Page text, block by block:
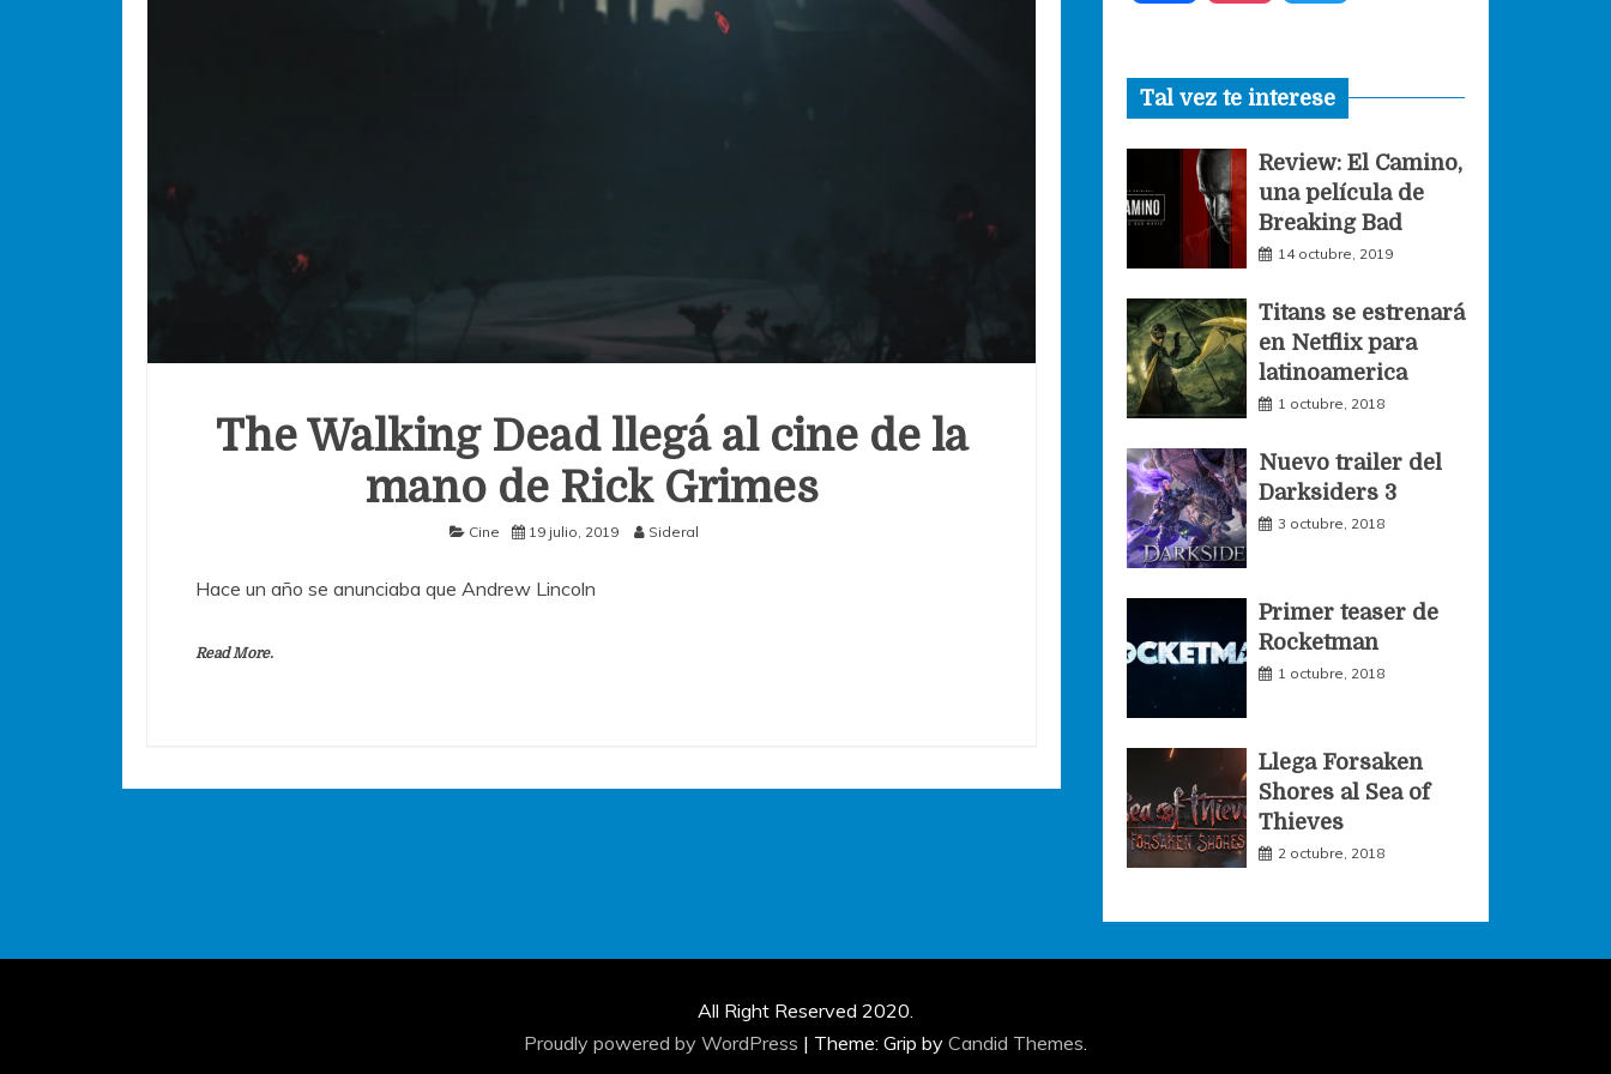
The Walking Dead llegá al cine de la
mano de Rick Grimes
Cine 19 julio, 2019 Sideral
Hace un año se anunciaba que Andrew Lincoln
Read More.
c
e
b
o
o
s
t
a
g
r
m
i
t
t
r
Tal vez te interese
Review: El Camino,
una película de
Breaking Bad
14 octubre, 2019
Titans se estrenará
en Netflix para
latinoamerica
1 octubre, 2018
Nuevo trailer del
Darksiders 3
3 octubre, 2018
Primer teaser de
Rocketman
1 octubre, 2018
Llega Forsaken
Shores al Sea of
Thieves
2 octubre, 2018
All Right Reserved 2020.
Proudly powered by WordPress | Theme: Grip by Candid Themes.